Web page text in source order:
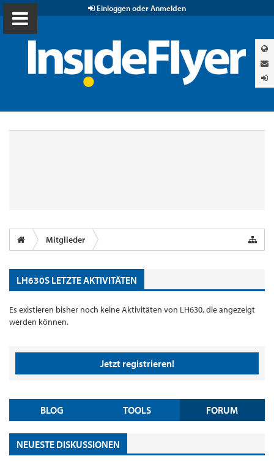
Einloggen oder Anmelden
Mitglieder
LH630S LETZTE AKTIVITÄTEN
Es existieren bisher noch keine Aktivitäten von LH630, die angezeigt
werden können.
Jetzt registrieren!
BLOG TOOLS FORUM
NEUESTE DISKUSSIONEN